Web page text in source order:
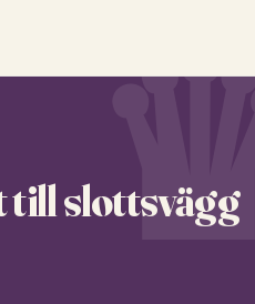
till slottsvägg